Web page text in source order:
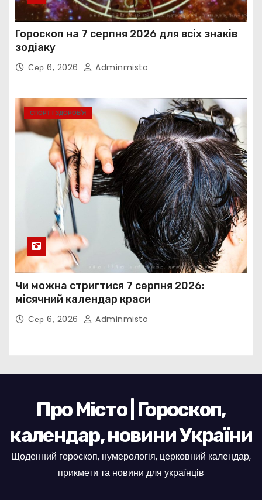
Гороскоп на 7 серпня 2026 для всіх знаків
зодіаку
Сер 6, 2026 Adminmisto
СПОРТ І ЗДОРОВ’Я
Чи можна стригтися 7 серпня 2026:
місячний календар краси
Сер 6, 2026 Adminmisto
Про Місто | Гороскоп,
календар, новини України
Щоденний гороскоп, нумерологія, церковний календар,
прикмети та новини для українців